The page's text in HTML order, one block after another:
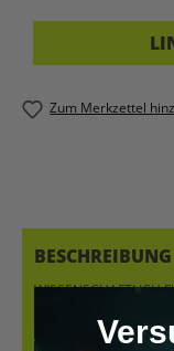
Zum Merkzettel
BESCHREIBUNG
WISSENSCHAFTLICH
UNSER PROGRAMM
NUR „MACHEN“,…